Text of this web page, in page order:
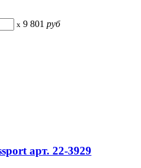
x 9 801 руб
арт. 22-3929